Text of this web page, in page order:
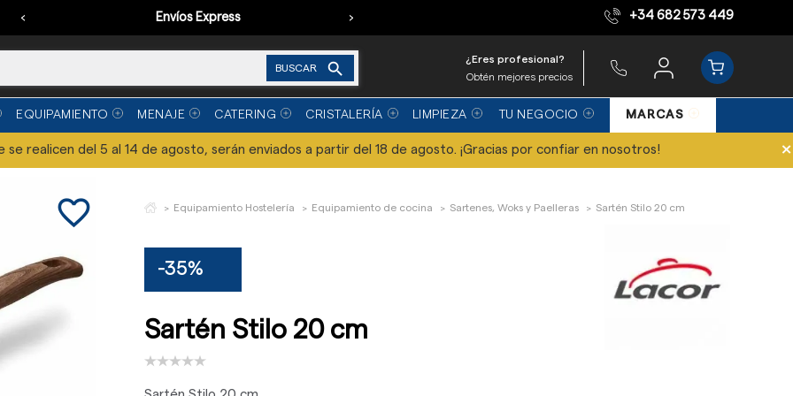
Envíos Express Equipo de expertos
‹ › +34 682 573 449
BUSCAR 
¿Eres profesional?
Obtén mejores precios
EQUIPAMIENTO MENAJE CATERING CRISTALERÍA LIMPIEZA TU NEGOCIO MARCAS
se realicen del 5 al 14 de agosto, serán enviados a partir del 18 de agosto. ¡Gracias por confiar en nosotros! ×
favorite_border Equipamiento Hostelería Equipamiento de cocina Sartenes, Woks y Paelleras Sartén Stilo 20 cm
-35%
Sartén Stilo 20 cm